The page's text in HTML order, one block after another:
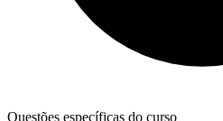
Questões específicas do curso